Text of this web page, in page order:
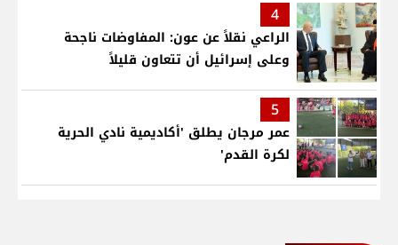
4
الراعي نقلاً عن عون: المفاوضات ناجحة
وعلى إسرائيل أن تتعاون قليلاً
5
عمر مرجان يطلق 'أكاديمية نادي الحرية
لكرة القدم'